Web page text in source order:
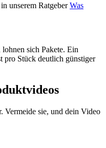
unserem RatgeberWas
sich Pakete. Ein
pro Stück deutlich günstiger
Vermeide sie, und dein Video